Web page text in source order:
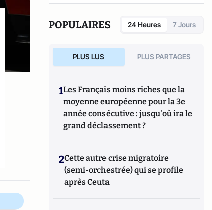
"La Peau de l'Ours" (avec Sylvain Auffret, sur
le trafic d'animaux, aux Editions du Nouveau
POPULAIRES 24 Heures 7 Jours
PLUS LUS PLUS PARTAGES
1Les Français moins riches que la
moyenne européenne pour la 3e
année consécutive : jusqu'où ira le
grand déclassement ?
2Cette autre crise migratoire
(semi-orchestrée) qui se profile
après Ceuta